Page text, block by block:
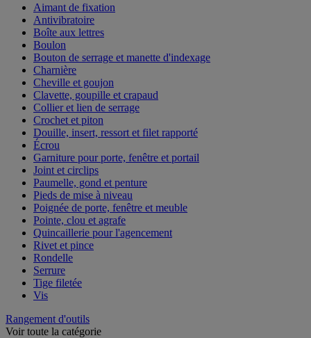
Aimant de fixation
Antivibratoire
Boîte aux lettres
Boulon
Bouton de serrage et manette d'indexage
Charnière
Cheville et goujon
Clavette, goupille et crapaud
Collier et lien de serrage
Crochet et piton
Douille, insert, ressort et filet rapporté
Écrou
Garniture pour porte, fenêtre et portail
Joint et circlips
Paumelle, gond et penture
Pieds de mise à niveau
Poignée de porte, fenêtre et meuble
Pointe, clou et agrafe
Quincaillerie pour l'agencement
Rivet et pince
Rondelle
Serrure
Tige filetée
Vis
Rangement d'outils
Voir toute la catégorie